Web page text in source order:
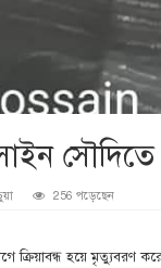
256 পড়েছেন
ক্রিয়াবন্ধ হয়ে মৃত্যুবরণ